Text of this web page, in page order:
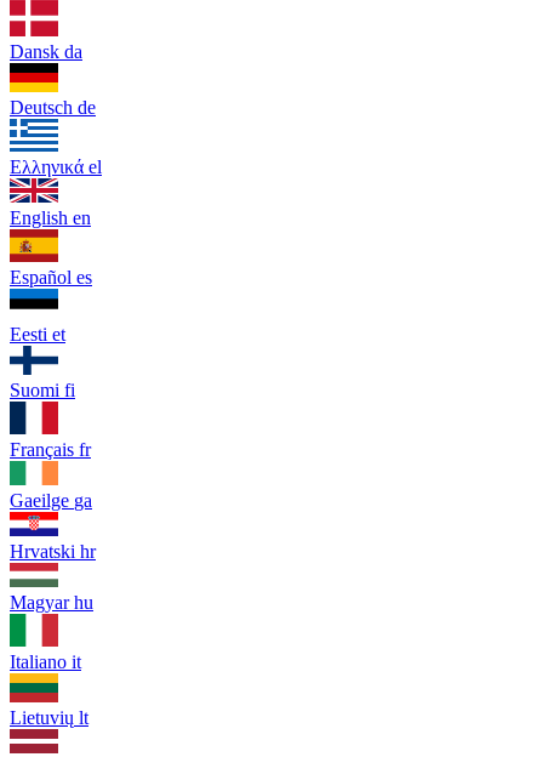
Dansk da
Deutsch de
Ελληνικά el
English en
Español es
Eesti et
Suomi fi
Français fr
Gaeilge ga
Hrvatski hr
Magyar hu
Italiano it
Lietuvių lt